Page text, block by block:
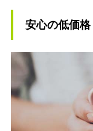
安心の低価格